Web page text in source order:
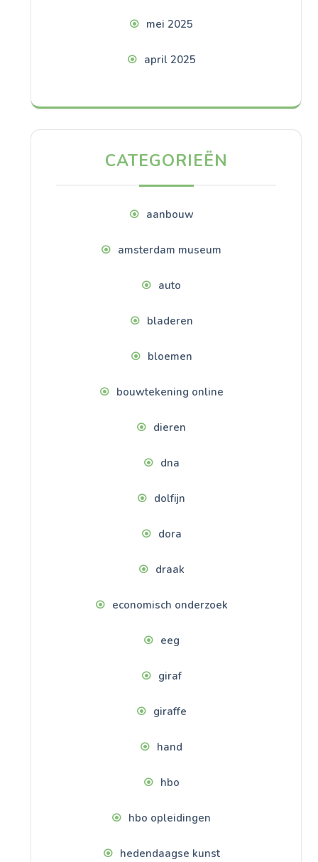
mei 2025
april 2025
CATEGORIEËN
aanbouw
amsterdam museum
auto
bladeren
bloemen
bouwtekening online
dieren
dna
dolfijn
dora
draak
economisch onderzoek
eeg
giraf
giraffe
hand
hbo
hbo opleidingen
hedendaagse kunst